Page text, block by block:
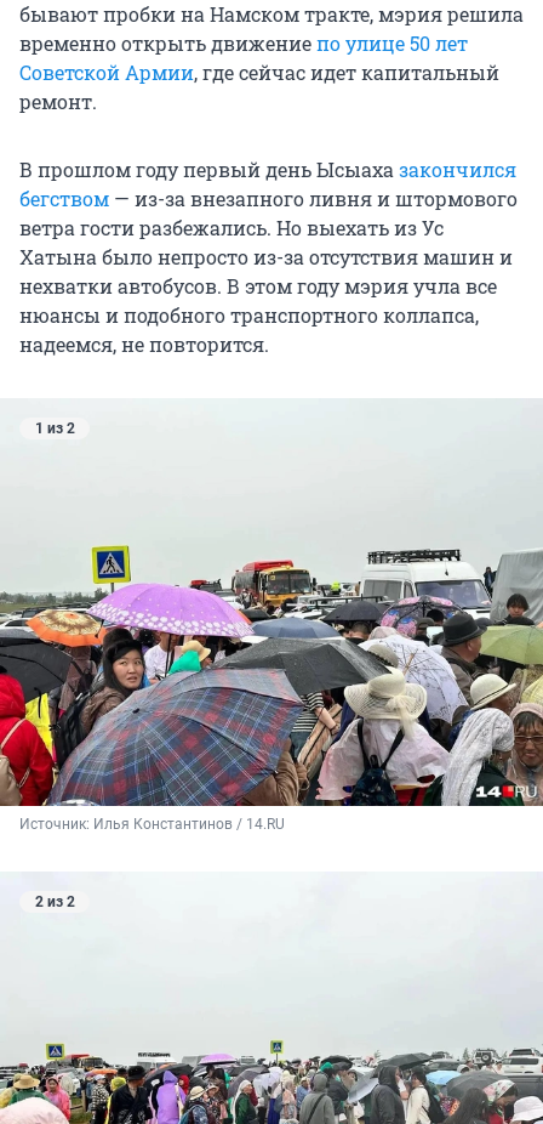
бывают пробки на Намском тракте, мэрия решила
временно открыть движениепо улице 50 лет
Советской Армии, где сейчас идет капитальный
ремонт.
В прошлом году первый день Ысыаха закончился
бегством — из-за внезапного ливня и штормового
ветра гости разбежались. Но выехать из Ус
Хатына было непросто из-за отсутствия машин и
нехватки автобусов. В этом году мэрия учла все
нюансы и подобного транспортного коллапса,
надеемся, не повторится.
1 из 2
Источник: Илья Константинов / 14.RU
2 из 2